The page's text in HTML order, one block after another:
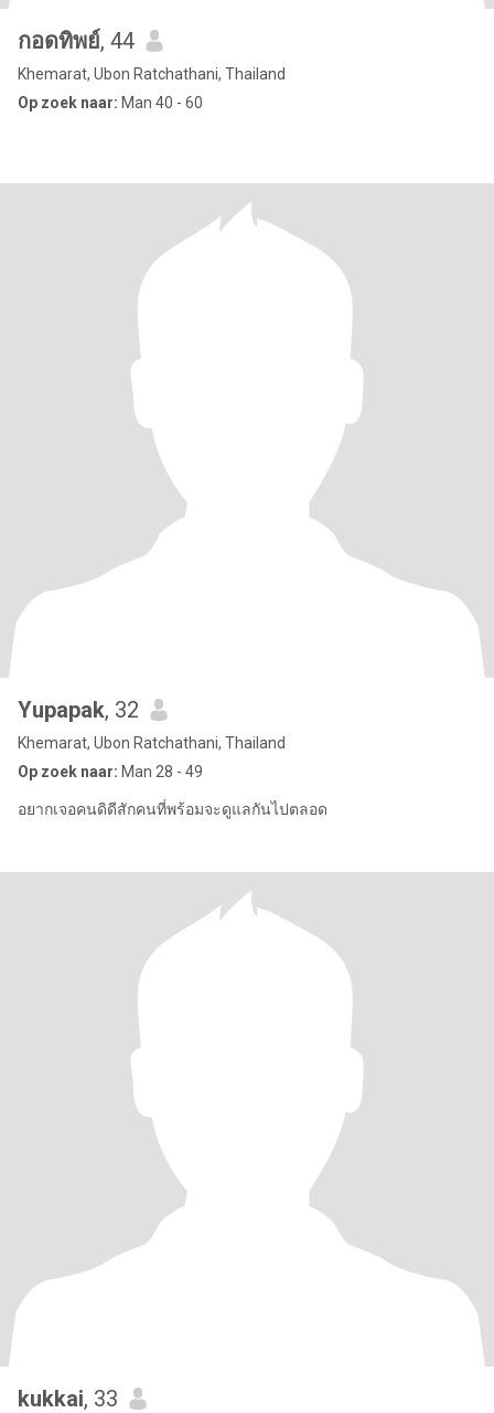
กอดทิพย์, 44
Khemarat, Ubon Ratchathani, Thailand
Op zoek naar: Man 40 - 60
Yupapak, 32
Khemarat, Ubon Ratchathani, Thailand
Op zoek naar: Man 28 - 49
อยากเจอคนดิดีสักคนที่พร้อมจะดูแลกันไปตลอด
kukkai, 33